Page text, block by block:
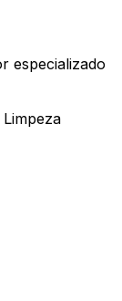
especializado